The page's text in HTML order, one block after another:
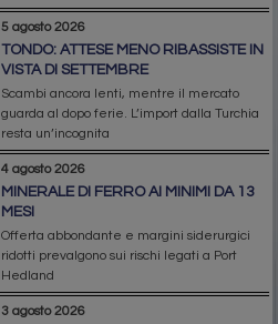
5 agosto 2026
TONDO: ATTESE MENO RIBASSISTE IN
VISTA DI SETTEMBRE
Scambi ancora lenti, mentre il mercato
guarda al dopo ferie. L’import dalla Turchia
resta un’incognita
4 agosto 2026
MINERALE DI FERRO AI MINIMI DA 13
MESI
Offerta abbondante e margini siderurgici
ridotti prevalgono sui rischi legati a Port
Hedland
3 agosto 2026